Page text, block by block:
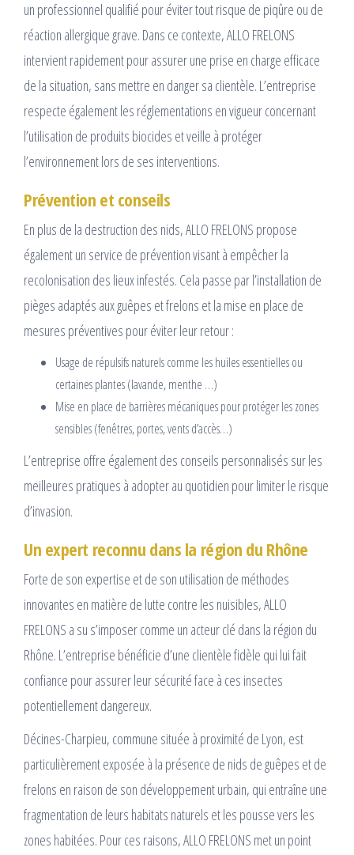
un professionnel qualifié pour éviter tout risque de piqûre ou de
réaction allergique grave. Dans ce contexte, ALLO FRELONS
intervient rapidement pour assurer une prise en charge efficace
de la situation, sans mettre en danger sa clientèle. L’entreprise
respecte également les réglementations en vigueur concernant
l’utilisation de produits biocides et veille à protéger
l’environnement lors de ses interventions.
Prévention et conseils
En plus de la destruction des nids, ALLO FRELONS propose
également un service de prévention visant à empêcher la
recolonisation des lieux infestés. Cela passe par l’installation de
pièges adaptés aux guêpes et frelons et la mise en place de
mesures préventives pour éviter leur retour :
Usage de répulsifs naturels comme les huiles essentielles ou
certaines plantes (lavande, menthe …)
Mise en place de barrières mécaniques pour protéger les zones
sensibles (fenêtres, portes, vents d’accès…)
L’entreprise offre également des conseils personnalisés sur les
meilleures pratiques à adopter au quotidien pour limiter le risque
d’invasion.
Un expert reconnu dans la région du Rhône
Forte de son expertise et de son utilisation de méthodes
innovantes en matière de lutte contre les nuisibles, ALLO
FRELONS a su s’imposer comme un acteur clé dans la région du
Rhône. L’entreprise bénéficie d’une clientèle fidèle qui lui fait
confiance pour assurer leur sécurité face à ces insectes
potentiellement dangereux.
Décines-Charpieu, commune située à proximité de Lyon, est
particulièrement exposée à la présence de nids de guêpes et de
frelons en raison de son développement urbain, qui entraîne une
fragmentation de leurs habitats naturels et les pousse vers les
zones habitées. Pour ces raisons, ALLO FRELONS met un point